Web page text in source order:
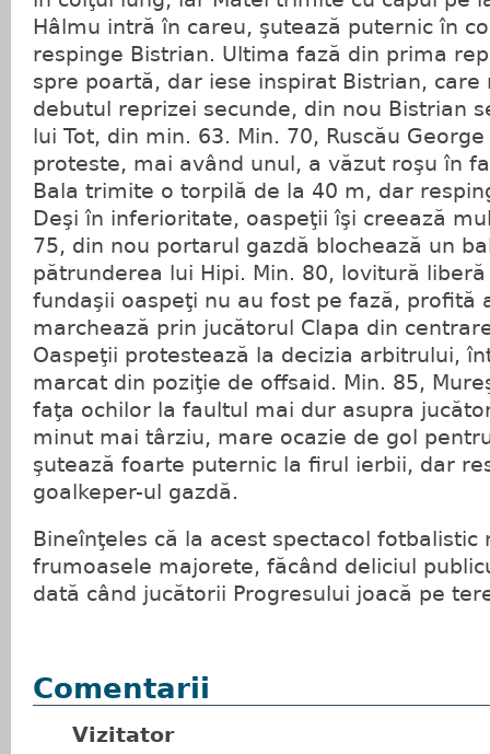
Hâlmu intră în careu, şutează puternic în
respinge Bistrian. Ultima fază din prima
spre poartă, dar iese inspirat Bistrian, care
debutul reprizei secunde, din nou Bistrian
lui Tot, din min. 63. Min. 70, Ruscău
proteste, mai având unul, a văzut roşu în
Bala trimite o torpilă de la 40 m, dar
Deşi în inferioritate, oaspeţii îşi creează
75, din nou portarul gazdă blochează un
pătrunderea lui Hipi. Min. 80, lovitură
fundaşii oaspeţi nu au fost pe fază, profită
marchează prin jucătorul Clapa din
Oaspeţii protestează la decizia arbitrului,
marcat din poziţie de offsaid. Min. 85,
faţa ochilor la faultul mai dur asupra
minut mai târziu, mare ocazie de gol
şutează foarte puternic la firul ierbii, dar
goalkeper-ul gazdă.
Bineînţeles că la acest spectacol fotbalistic
frumoasele majorete, făcând deliciul
dată când jucătorii Progresului joacă pe
Comentarii
Vizitator